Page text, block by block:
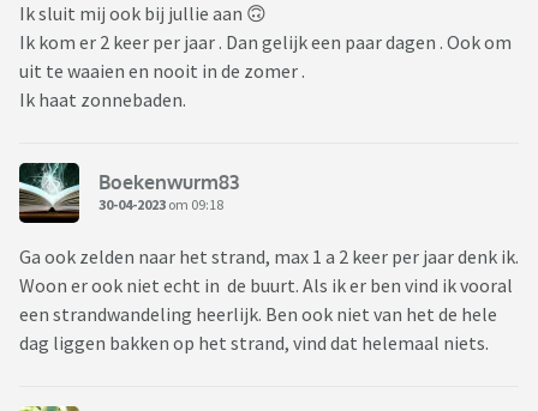
Ik sluit mij ook bij jullie aan 🙃
Ik kom er 2 keer per jaar . Dan gelijk een paar dagen . Ook om
uit te waaien en nooit in de zomer .
Ik haat zonnebaden.
Boekenwurm83
30-04-2023 om 09:18
Ga ook zelden naar het strand, max 1 a 2 keer per jaar denk ik.
Woon er ook niet echt in de buurt. Als ik er ben vind ik vooral
een strandwandeling heerlijk. Ben ook niet van het de hele
dag liggen bakken op het strand, vind dat helemaal niets.